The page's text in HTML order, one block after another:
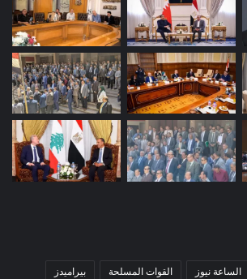
الساعة نيوز القوات المسلحة
بيراميدز